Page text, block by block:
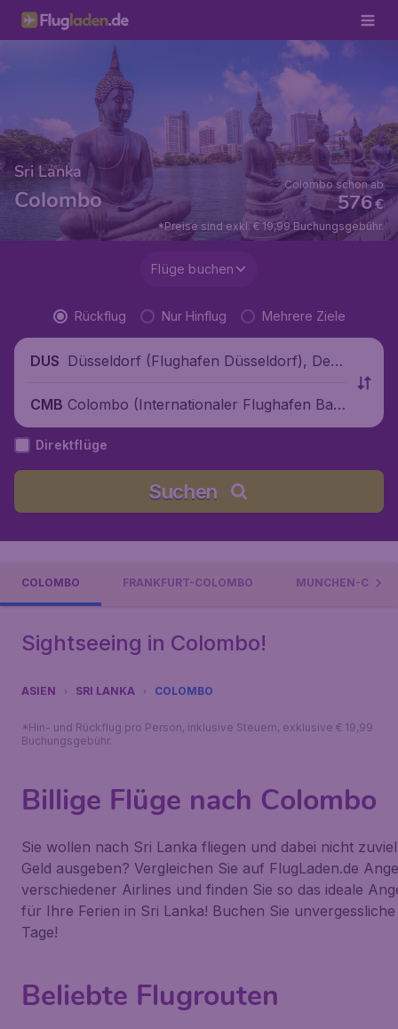
Sri Lanka
Colombo €
576
Colombo schon ab
*Preise sind exkl. € 19,99 Buchungsgebühr.
Flüge buchen
Rückflug Nur Hinflug Mehrere Ziele
DUS Düsseldorf (Flughafen Düsseldorf), Deut
CMB Colombo (Internationaler Flughafen Ban
daranaike), Sri Lanka
Direktflüge
Suchen
COLOMBO FRANKFURT-COLOMBO MÜNCHEN-
Sightseeing in Colombo!
ASIEN SRI LANKA COLOMBO
*Hin- und Rückflug pro Person, inklusive Steuern, exklusive € 19,99
Buchungsgebühr.
Billige Flüge nach Colombo
Sie wollen nach Sri Lanka fliegen und dabei nicht zuviel
Geld ausgeben? Vergleichen Sie auf FlugLaden.de
verschiedener Airlines und finden Sie so das ideale
für Ihre Ferien in Sri Lanka! Buchen Sie unvergessliche
Tage!
Beliebte Flugrouten